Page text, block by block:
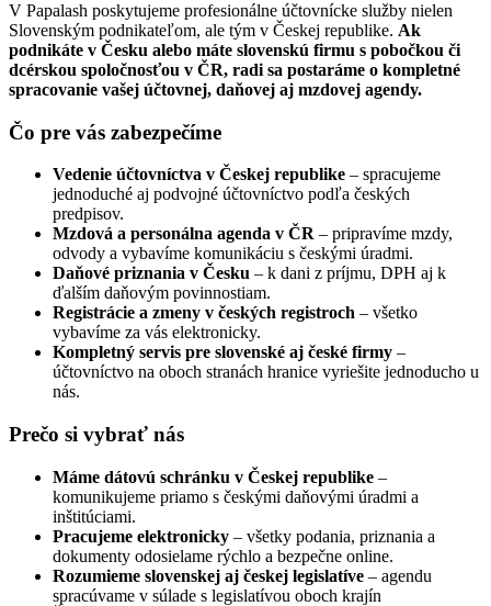
V Papalash poskytujeme profesionálne účtovnícke služby nielen
Slovenským podnikateľom, ale tým v Českej republike. Ak
podnikáte v Česku alebo máte slovenskú firmu s pobočkou či
dcérskou spoločnosťou v ČR, radi sa postaráme o kompletné
spracovanie vašej účtovnej, daňovej aj mzdovej agendy.
Čo pre vás zabezpečíme
Vedenie účtovníctva v Českej republike – spracujeme
jednoduché aj podvojné účtovníctvo podľa českých
predpisov.
Mzdová a personálna agenda v ČR – pripravíme mzdy,
odvody a vybavíme komunikáciu s českými úradmi.
Daňové priznania v Česku – k dani z príjmu, DPH aj k
ďalším daňovým povinnostiam.
Registrácie a zmeny v českých registroch – všetko
vybavíme za vás elektronicky.
Kompletný servis pre slovenské aj české firmy –
účtovníctvo na oboch stranách hranice vyriešite jednoducho u
nás.
Prečo si vybrať nás
Máme dátovú schránku v Českej republike –
komunikujeme priamo s českými daňovými úradmi a
inštitúciami.
Pracujeme elektronicky – všetky podania, priznania a
dokumenty odosielame rýchlo a bezpečne online.
Rozumieme slovenskej aj českej legislatíve – agendu
spracúvame v súlade s legislatívou oboch krajín